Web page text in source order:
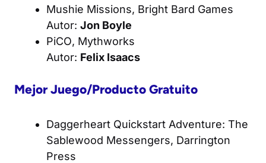
Mushie Missions, Bright Bard Games
Autor: Jon Boyle
PiCO, Mythworks
Autor: Felix Isaacs
Mejor Juego/Producto Gratuito
Daggerheart Quickstart Adventure: The
Sablewood Messengers, Darrington
Press